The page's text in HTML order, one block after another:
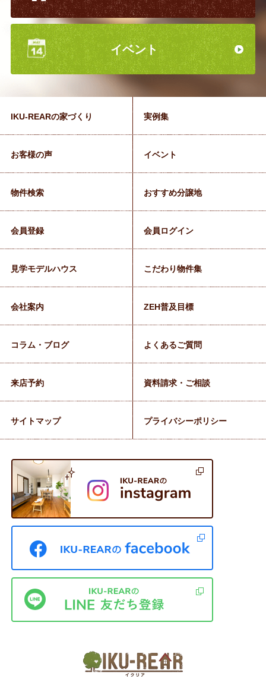
イベント
IKU-REARの家づくり 実例集
お客様の声 イベント
物件検索 おすすめ分譲地
会員登録 会員ログイン
見学モデルハウス こだわり物件集
会社案内 ZEH普及目標
コラム・ブログ よくあるご質問
来店予約 資料請求・ご相談
サイトマップ プライバシーポリシー